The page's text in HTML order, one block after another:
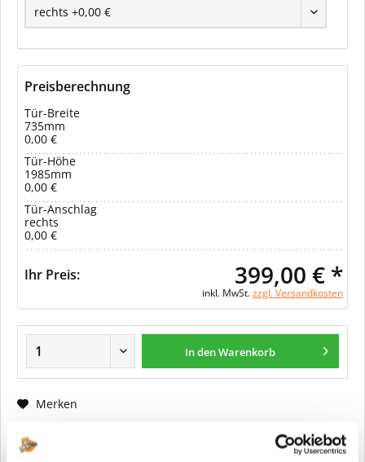
Preisberechnung
Tür-Breite
735mm
0,00 €
Tür-Höhe
1985mm
0,00 €
Tür-Anschlag
rechts
0,00 €
Ihr Preis: 399,00 € *
inkl. MwSt.zzgl. Versandkosten
In den Warenkorb
Merken